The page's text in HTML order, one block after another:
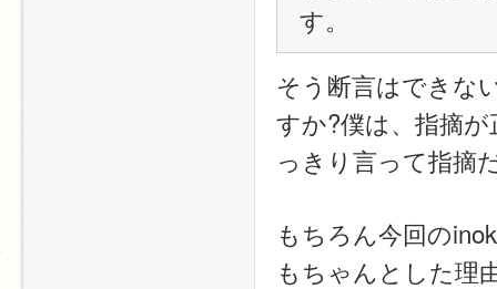
す。​
そう断言はできな
すか?僕は、指摘
っきり言って指摘
もちろん今回の
もちゃんとした理